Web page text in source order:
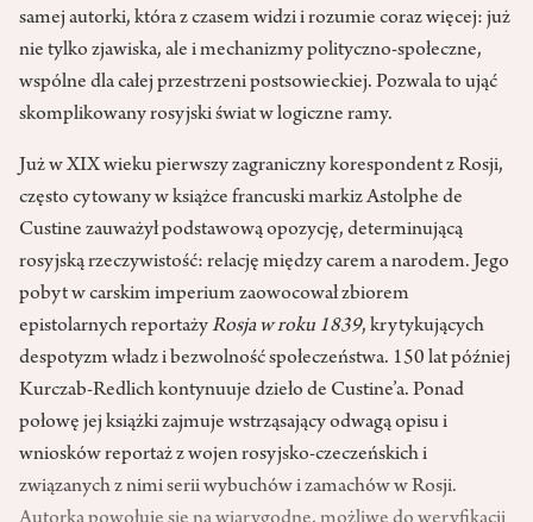
samej autorki, która z czasem widzi i rozumie coraz więcej: już
nie tylko zjawiska, ale i mechanizmy polityczno-społeczne,
wspólne dla całej przestrzeni postsowieckiej. Pozwala to ująć
skomplikowany rosyjski świat w logiczne ramy.
Już w XIX wieku pierwszy zagraniczny korespondent z Rosji,
często cytowany w książce francuski markiz Astolphe de
Custine zauważył podstawową opozycję, determinującą
rosyjską rzeczywistość: relację między carem a narodem. Jego
pobyt w carskim imperium zaowocował zbiorem
epistolarnych reportażyRosja w roku 1839, krytykujących
despotyzm władz i bezwolność społeczeństwa. 150 lat później
Kurczab-Redlich kontynuuje dzieło de Custine’a. Ponad
połowę jej książki zajmuje wstrząsający odwagą opisu i
wniosków reportaż z wojen rosyjsko-czeczeńskich i
związanych z nimi serii wybuchów i zamachów w Rosji.